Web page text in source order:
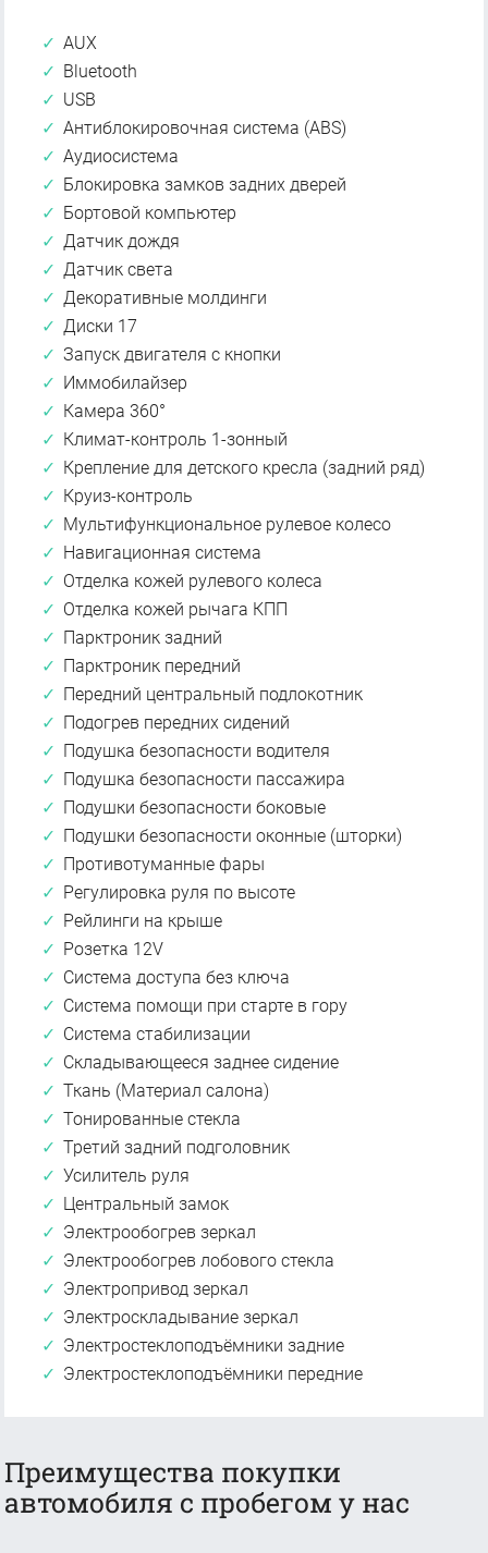
AUX
Bluetooth
USB
Антиблокировочная система (ABS)
Аудиосистема
Блокировка замков задних дверей
Бортовой компьютер
Датчик дождя
Датчик света
Декоративные молдинги
Диски 17
Запуск двигателя с кнопки
Иммобилайзер
Камера 360°
Климат-контроль 1-зонный
Крепление для детского кресла (задний ряд)
Круиз-контроль
Мультифункциональное рулевое колесо
Навигационная система
Отделка кожей рулевого колеса
Отделка кожей рычага КПП
Парктроник задний
Парктроник передний
Передний центральный подлокотник
Подогрев передних сидений
Подушка безопасности водителя
Подушка безопасности пассажира
Подушки безопасности боковые
Подушки безопасности оконные (шторки)
Противотуманные фары
Регулировка руля по высоте
Рейлинги на крыше
Розетка 12V
Система доступа без ключа
Система помощи при старте в гору
Система стабилизации
Складывающееся заднее сидение
Ткань (Материал салона)
Тонированные стекла
Третий задний подголовник
Усилитель руля
Центральный замок
Электрообогрев зеркал
Электрообогрев лобового стекла
Электропривод зеркал
Электроскладывание зеркал
Электростеклоподъёмники задние
Электростеклоподъёмники передние
Преимущества покупки
автомобиля с пробегом у нас